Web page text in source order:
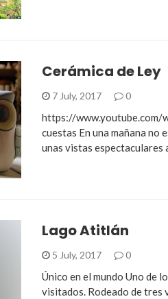
Cerámica de Ley
7 July, 2017 0
https://www.youtube.com/
cuestas En una mañana no
unas vistas
Lago Atitlán
5 July, 2017 0
Único en el mundo Uno de
visitados. Rodeado de tres